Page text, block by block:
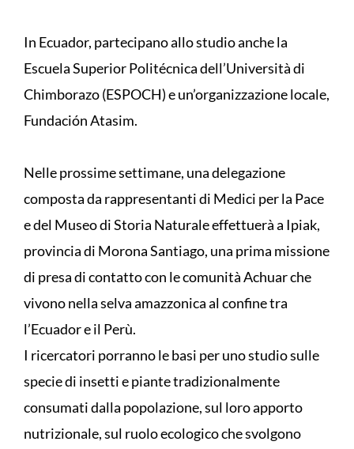
In Ecuador, partecipano allo studio anche la
Escuela Superior Politécnica dell’Università di
Chimborazo (ESPOCH) e un’organizzazione locale,
Fundación Atasim.
Nelle prossime settimane, una delegazione
composta da rappresentanti di Medici per la Pace
e del Museo di Storia Naturale effettuerà a Ipiak,
provincia di Morona Santiago, una prima missione
di presa di contatto con le comunità Achuar che
vivono nella selva amazzonica al confine tra
l’Ecuador e il Perù.
I ricercatori porranno le basi per uno studio sulle
specie di insetti e piante tradizionalmente
consumati dalla popolazione, sul loro apporto
nutrizionale, sul ruolo ecologico che svolgono